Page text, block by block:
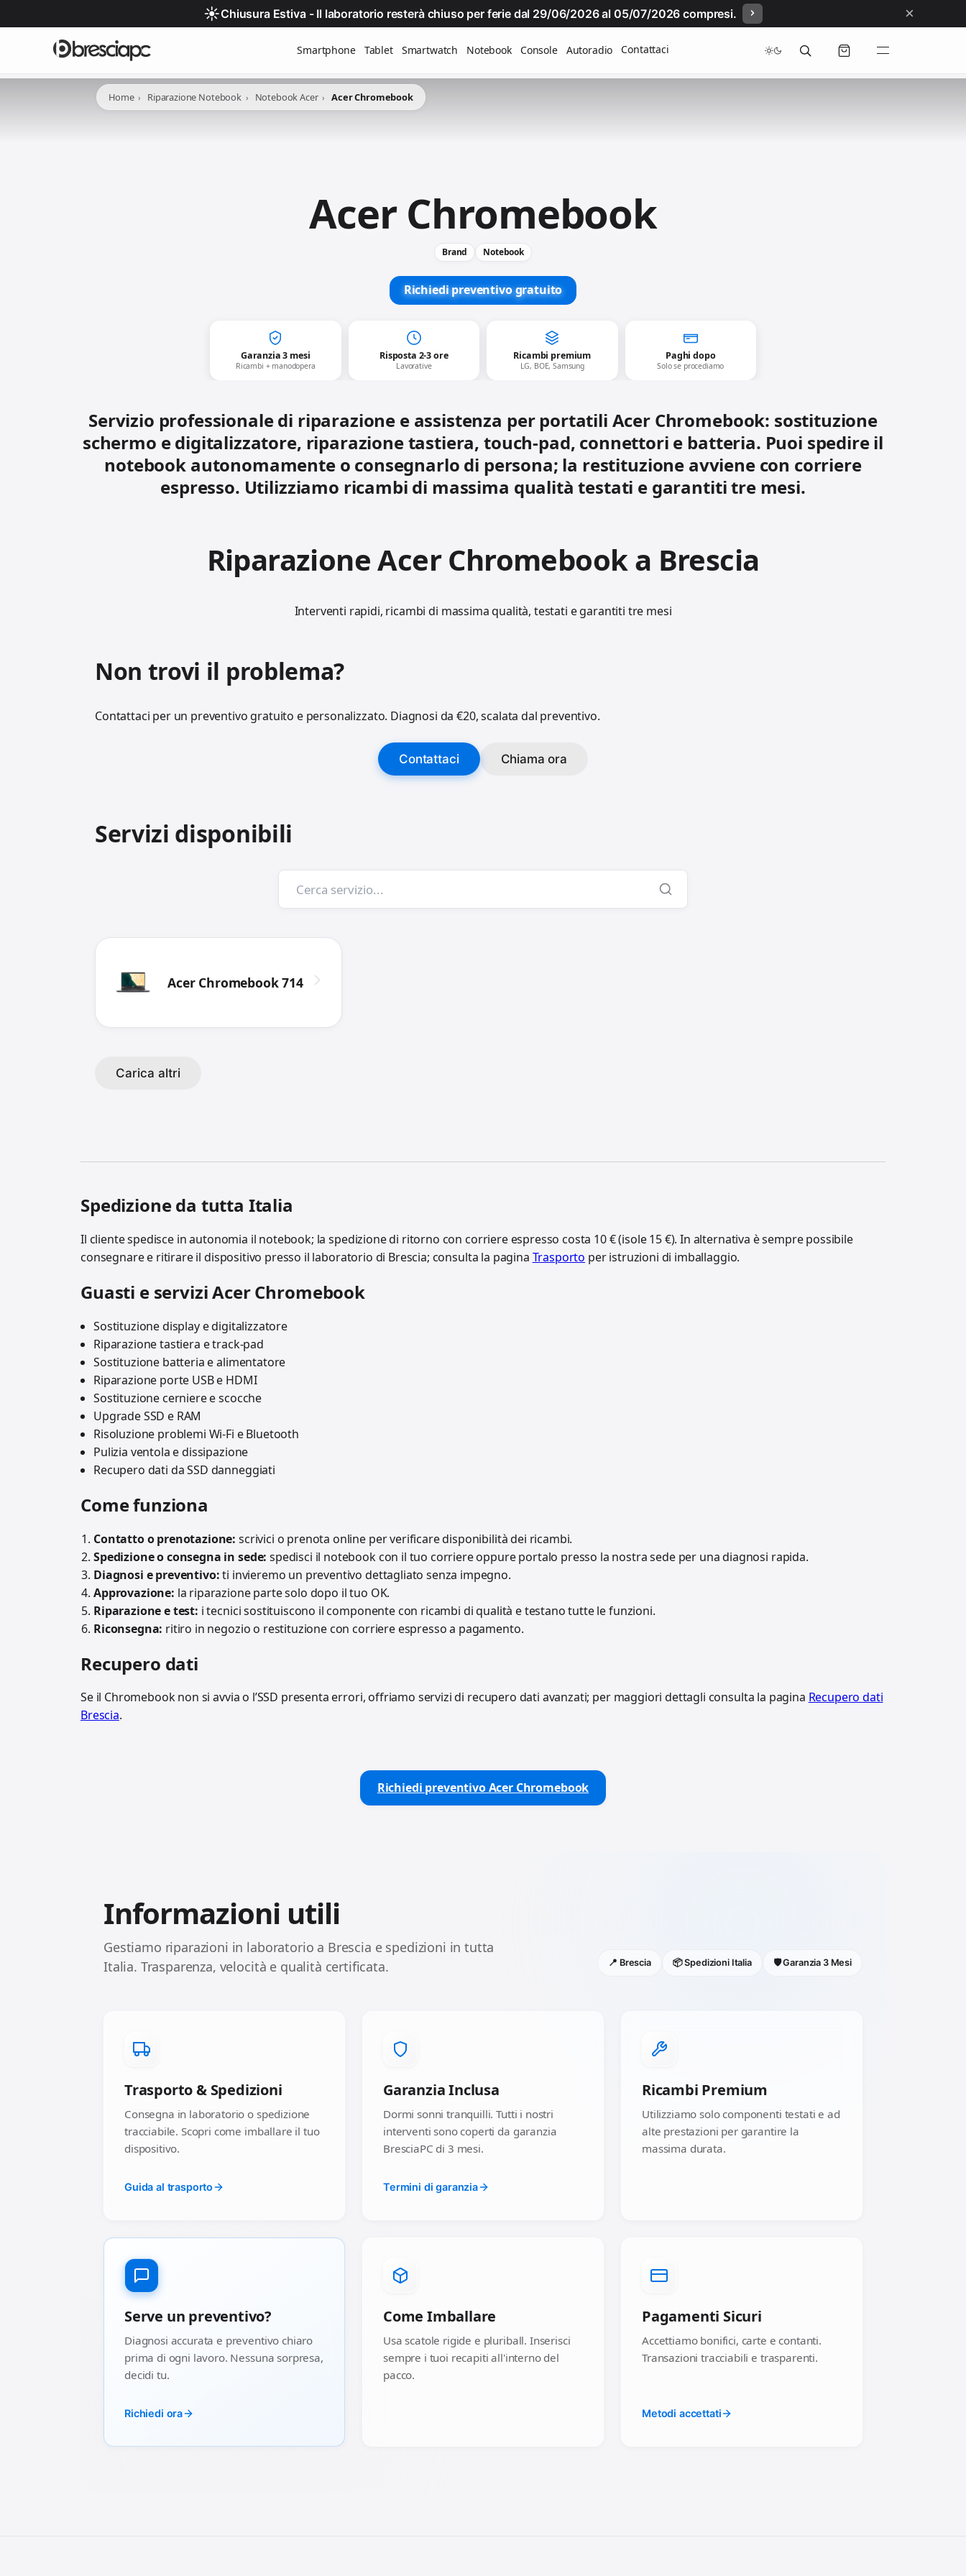
☀️Chiusura Estiva - Il laboratorio resterà chiuso per ferie dal 29/06/2026 al 05/07/2026 compresi. ×
Smartphone Tablet Smartwatch Notebook Console Autoradio Contattaci
Home Riparazione Notebook Notebook Acer Acer Chromebook
Acer Chromebook
Brand Notebook
Richiedi preventivo gratuito
Garanzia 3 mesi
Ricambi + manodopera
Risposta 2-3 ore
Lavorative
Ricambi premium
LG, BOE, Samsung
Paghi dopo
Solo se procediamo
Servizio professionale di riparazione e assistenza per portatili Acer Chromebook: sostituzione
schermo e digitalizzatore, riparazione tastiera, touch‑pad, connettori e batteria. Puoi spedire il
notebook autonomamente o consegnarlo di persona; la restituzione avviene con corriere
espresso. Utilizziamo ricambi di massima qualità testati e garantiti tre mesi.
Riparazione Acer Chromebook a Brescia
Interventi rapidi, ricambi di massima qualità, testati e garantiti tre mesi
Non trovi il problema?
Contattaci per un preventivo gratuito e personalizzato. Diagnosi da €20, scalata dal preventivo.
Contattaci Chiama ora
Servizi disponibili
Acer Chromebook 714
Carica altri
Spedizione da tutta Italia
Il cliente spedisce in autonomia il notebook; la spedizione di ritorno con corriere espresso costa 10 € (isole 15 €). In alternativa è sempre possibile
consegnare e ritirare il dispositivo presso il laboratorio di Brescia; consulta la pagina Trasporto per istruzioni di imballaggio.
Guasti e servizi Acer Chromebook
Sostituzione display e digitalizzatore
Riparazione tastiera e track‑pad
Sostituzione batteria e alimentatore
Riparazione porte USB e HDMI
Sostituzione cerniere e scocche
Upgrade SSD e RAM
Risoluzione problemi Wi‑Fi e Bluetooth
Pulizia ventola e dissipazione
Recupero dati da SSD danneggiati
Come funziona
Contatto o prenotazione: scrivici o prenota online per verificare disponibilità dei ricambi.
Spedizione o consegna in sede: spedisci il notebook con il tuo corriere oppure portalo presso la nostra sede per una diagnosi rapida.
Diagnosi e preventivo:ti invieremo un preventivo dettagliato senza impegno.
Approvazione: la riparazione parte solo dopo il tuo OK.
Riparazione e test: i tecnici sostituiscono il componente con ricambi di qualità e testano tutte le funzioni.
Riconsegna: ritiro in negozio o restituzione con corriere espresso a pagamento.
Recupero dati
Se il Chromebook non si avvia o l’SSD presenta errori, offriamo servizi di recupero dati avanzati; per maggiori dettagli consulta la pagina Recupero dati
Brescia.
Richiedi preventivo Acer Chromebook
Informazioni utili
Gestiamo riparazioni in laboratorio a Brescia e spedizioni in tutta
Italia. Trasparenza, velocità e qualità certificata.
📍 Brescia 📦 Spedizioni Italia 🛡️ Garanzia 3 Mesi
Trasporto & Spedizioni
Consegna in laboratorio o spedizione
tracciabile. Scopri come imballare il tuo
dispositivo.
Guida al trasporto
Garanzia Inclusa
Dormi sonni tranquilli. Tutti i nostri
interventi sono coperti da garanzia
BresciaPC di 3 mesi.
Termini di garanzia
Ricambi Premium
Utilizziamo solo componenti testati e ad
alte prestazioni per garantire la
massima durata.
Serve un preventivo?
Diagnosi accurata e preventivo chiaro
prima di ogni lavoro. Nessuna sorpresa,
decidi tu.
Richiedi ora
Come Imballare
Usa scatole rigide e pluriball. Inserisci
sempre i tuoi recapiti all'interno del
pacco.
Pagamenti Sicuri
Accettiamo bonifici, carte e contanti.
Transazioni tracciabili e trasparenti.
Metodi accettati